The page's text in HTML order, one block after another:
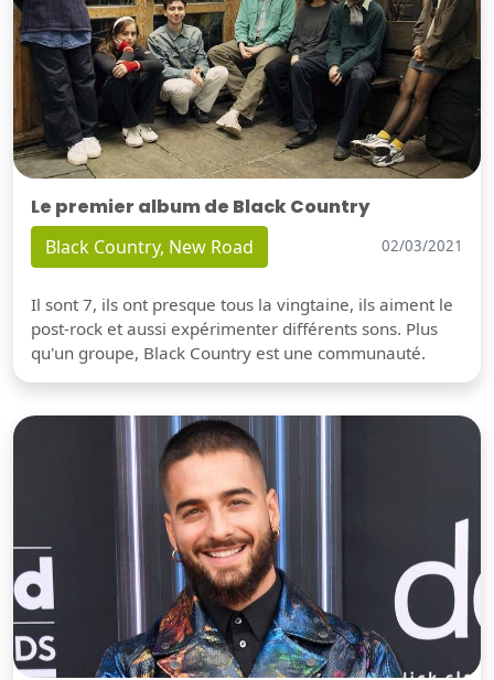
Le premier album de Black Country
Black Country, New Road 02/03/2021
Il sont 7, ils ont presque tous la vingtaine, ils aiment le
post-rock et aussi expérimenter différents sons. Plus
qu'un groupe, Black Country est une communauté.